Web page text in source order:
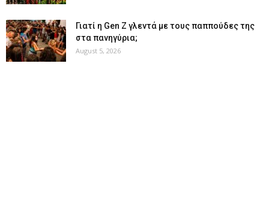
Γιατί η Gen Z γλεντά με τους παππούδες της
στα πανηγύρια;
August 5, 2026